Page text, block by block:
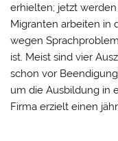
erhielten; jetzt
Migranten arbeiten in
wegen
ist. Meist sind vier
schon vor
um die Ausbildung in
Firma erzielt einen